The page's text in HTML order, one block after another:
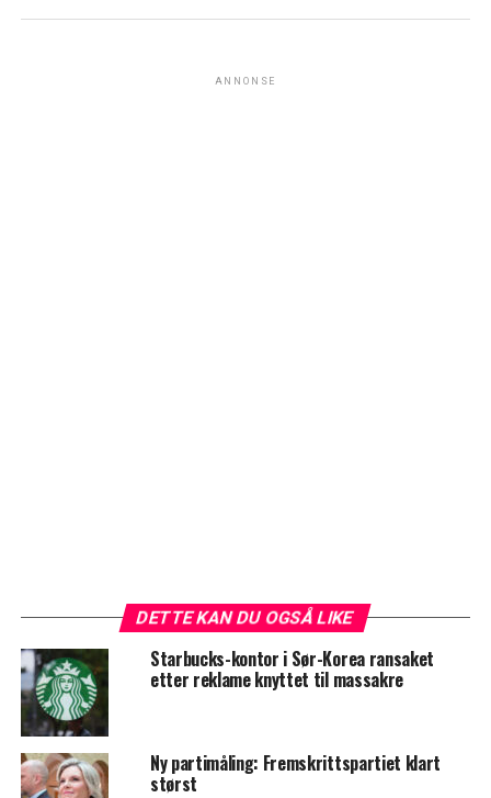
ANNONSE
DETTE KAN DU OGSÅ LIKE
Starbucks-kontor i Sør-Korea ransaket
etter reklame knyttet til massakre
Ny partimåling: Fremskrittspartiet klart
størst